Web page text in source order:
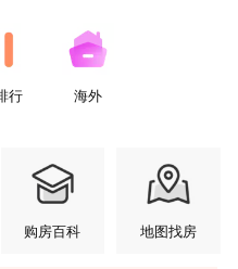
行 海外
购房百科 地图找房